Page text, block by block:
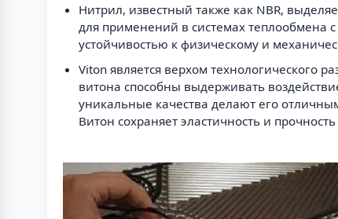
Нитрил, известный также как NBR,
для применений в системах теплообмена
устойчивостью к физическому и
Viton является верхом технологического
витона способны выдерживать
уникальные качества делают его
Витон сохраняет эластичность и